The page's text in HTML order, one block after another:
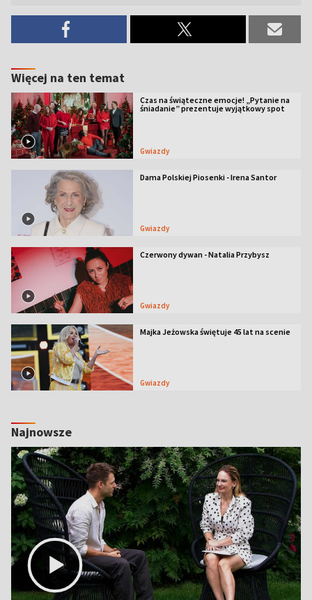
Więcej na ten temat
Czas na świąteczne emocje! „Pytanie na
śniadanie” prezentuje wyjątkowy spot
Gwiazdy
Dama Polskiej Piosenki - Irena Santor
Gwiazdy
Czerwony dywan - Natalia Przybysz
Gwiazdy
Majka Jeżowska świętuje 45 lat na scenie
Gwiazdy
Najnowsze